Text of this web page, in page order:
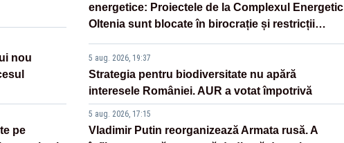
nou
pe
energetice: Proiectele de la Complexul Energetic
Oltenia sunt blocate în birocrație și restricții
5 aug. 2026, 19:37
Strategia pentru biodiversitate nu apără
interesele României. AUR a votat împotrivă
5 aug. 2026, 17:15
Vladimir Putin reorganizează Armata rusă. A